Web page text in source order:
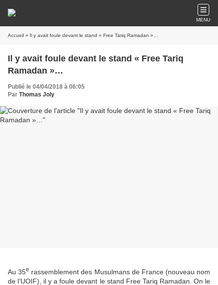
MENU
Accueil » Il y avait foule devant le stand « Free Tariq Ramadan »…
Il y avait foule devant le stand « Free Tariq
Ramadan »…
Publié le 04/04/2018 à 06:05
Par Thomas Joly
Au 35e rassemblement des Musulmans de France (nouveau nom
de l’UOIF), il y a foule devant le stand Free Tariq Ramadan. On le